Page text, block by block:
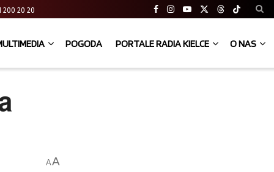
200 20 20
POGODA PORTALE RADIA KIELCE O NAS
AA